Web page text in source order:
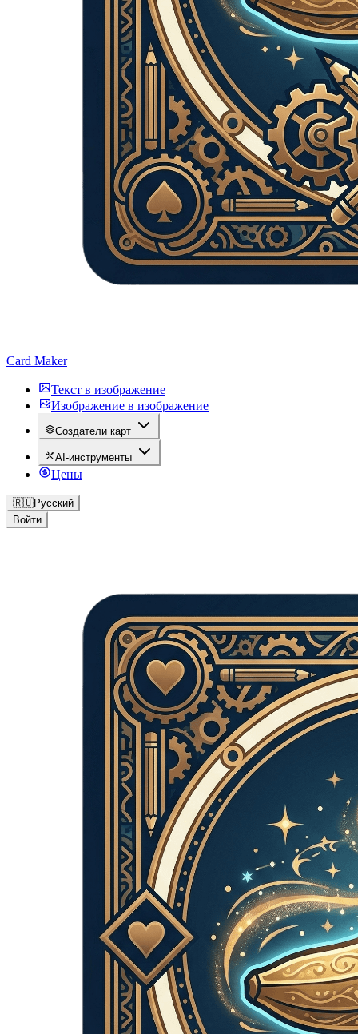
Card Maker
Текст в изображение
Изображение в изображение
Создатели карт
AI-инструменты
Цены
🇷🇺Русский
Войти